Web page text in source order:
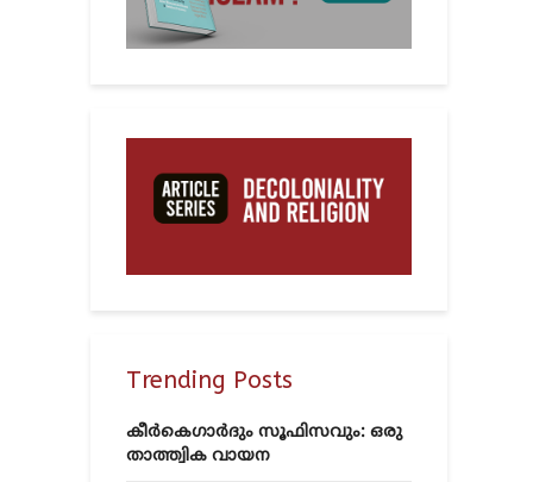
Trending Posts
കീർകെഗാർദും സൂഫിസവും: ഒരു
താത്ത്വിക വായന